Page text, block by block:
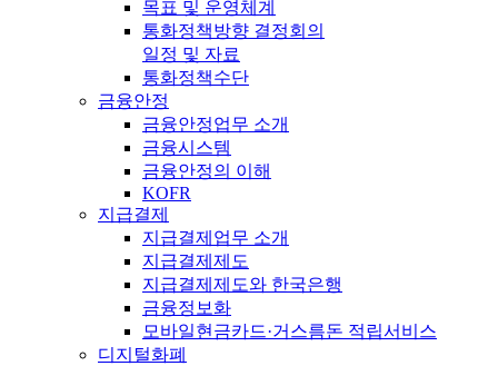
목표 및 운영체계
통화정책방향 결정회의
일정 및 자료
통화정책수단
금융안정
금융안정업무 소개
금융시스템
금융안정의 이해
KOFR
지급결제
지급결제업무 소개
지급결제제도
지급결제제도와 한국은행
금융정보화
모바일현금카드·거스름돈 적립서비스
디지털화폐